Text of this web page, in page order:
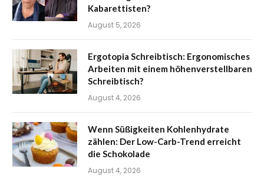
Kabarettisten?
August 5, 2026
Ergotopia Schreibtisch: Ergonomisches
Arbeiten mit einem höhenverstellbaren
Schreibtisch?
August 4, 2026
Wenn Süßigkeiten Kohlenhydrate
zählen: Der Low-Carb-Trend erreicht
die Schokolade
August 4, 2026